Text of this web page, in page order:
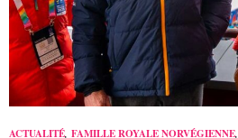
ACTUALITÉ, FAMILLE ROYALE NORVÉGIENNE,